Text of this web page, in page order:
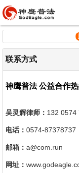
联系方式
神鹰普法 公益合作
吴灵辉律师： 132 0574
电话： 0574-87378737
邮箱： a@com.run
网址：